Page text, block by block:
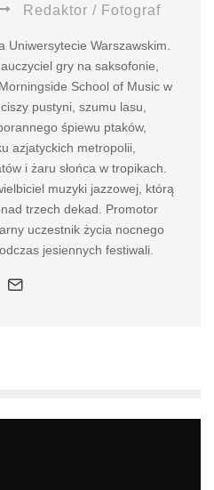
Redaktor / Fotograf
Uniwersytecie Warszawskim.
gry na saksofonie,
School of Music w
pustyni, szumu lasu,
śpiewu ptaków,
azjatyckich metropolii,
i żaru słońca w tropikach.
muzyki jazzowej, którą
trzech dekad. Promotor
uczestnik życia nocnego
jesiennych festiwali.